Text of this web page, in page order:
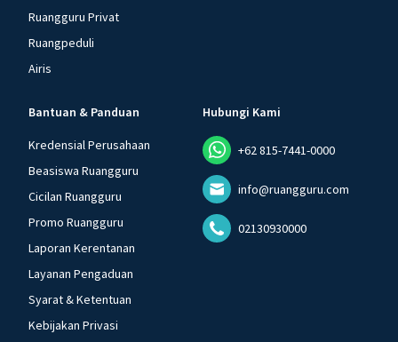
Ruangguru Privat
Ruangpeduli
Airis
Bantuan & Panduan
Kredensial Perusahaan
Beasiswa Ruangguru
Cicilan Ruangguru
Promo Ruangguru
Laporan Kerentanan
Layanan Pengaduan
Syarat & Ketentuan
Kebijakan Privasi
Hubungi Kami
+62 815-7441-0000
info@ruangguru.com
02130930000